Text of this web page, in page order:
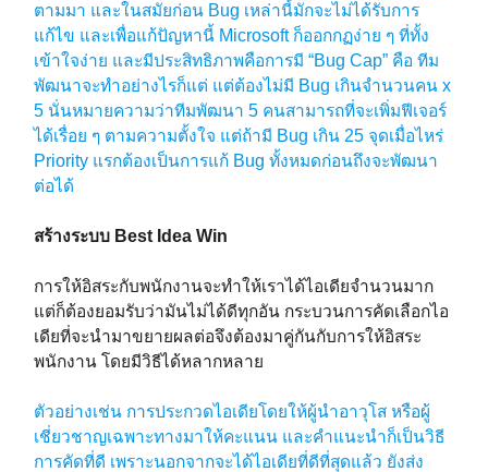
ตามมา และในสมัยก่อน Bug เหล่านี้มักจะไม่ได้รับการ
แก้ไข และเพื่อแก้ปัญหานี้ Microsoft ก็ออกกฏง่าย ๆ ที่ทั้ง
เข้าใจง่าย และมีประสิทธิภาพคือการมี “Bug Cap” คือ ทีม
พัฒนาจะทำอย่างไรก็แต่ แต่ต้องไม่มี Bug เกินจำนวนคน x
5 นั่นหมายความว่าทีมพัฒนา 5 คนสามารถที่จะเพิ่มฟีเจอร์
ได้เรื่อย ๆ ตามความตั้งใจ แต่ถ้ามี Bug เกิน 25 จุดเมื่อไหร่
Priority แรกต้องเป็นการแก้ Bug ทั้งหมดก่อนถึงจะพัฒนา
ต่อได้
สร้างระบบ Best Idea Win
การให้อิสระกับพนักงานจะทำให้เราได้ไอเดียจำนวนมาก
แต่ก็ต้องยอมรับว่ามันไม่ได้ดีทุกอัน กระบวนการคัดเลือกไอ
เดียที่จะนำมาขยายผลต่อจึงต้องมาคู่กันกับการให้อิสระ
พนักงาน โดยมีวิธีได้หลากหลาย
ตัวอย่างเช่น การประกวดไอเดียโดยให้ผู้นำอาวุโส หรือผู้
เชี่ยวชาญเฉพาะทางมาให้คะแนน และคำแนะนำก็เป็นวิธี
การคัดที่ดี เพราะนอกจากจะได้ไอเดียที่ดีที่สุดแล้ว ยังส่ง